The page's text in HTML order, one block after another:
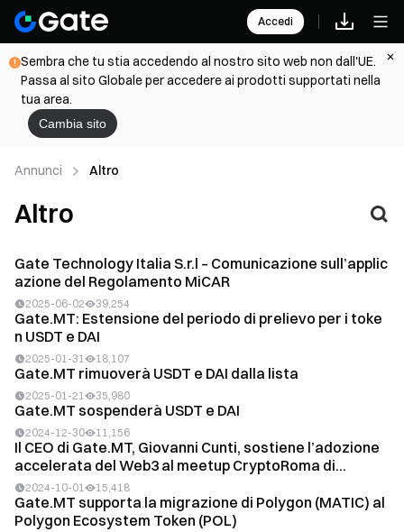
Accedi
Sembra che tu stia accedendo al nostro sito web non dall'UE.
Passa al sito Globale per accedere ai prodotti supportati nella
tua area.
Cambia sito
Annunci Altro
Altro
Gate Technology Italia S.r.l – Comunicazione sull’applic
azione del Regolamento MiCAR
2025-06-02 39,254
Gate.MT: Estensione del periodo di prelievo per i toke
n USDT e DAI
2025-01-31 18,107
Gate.MT rimuoverà USDT e DAI dalla lista
2025-01-21 35,980
Gate.MT sospenderà USDT e DAI
2024-12-30 11,156
Il CEO di Gate.MT, Giovanni Cunti, sostiene l’adozione
accelerata del Web3 al meetup CryptoRoma di...
2024-10-01 15,418
Gate.MT supporta la migrazione di Polygon (MATIC) al
Polygon Ecosystem Token (POL)